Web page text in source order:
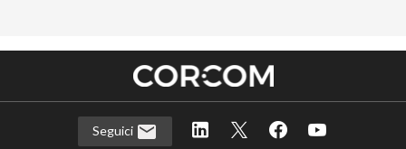
Seguici